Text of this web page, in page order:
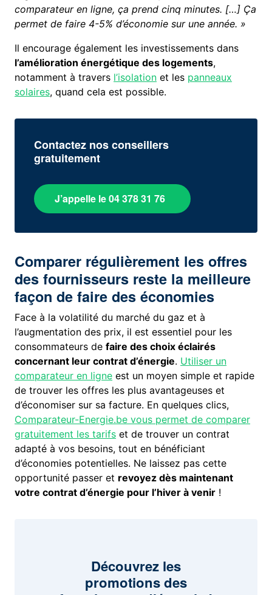
comparateur en ligne, ça prend cinq minutes. […] Ça
permet de faire 4-5% d’économie sur une année. »
Il encourage également les investissements dans
l’amélioration énergétique des logements,
notamment à travers l’isolation et les panneaux
solaires, quand cela est possible.
Contactez nos conseillers
gratuitement
J’appelle le 04 378 31 76
Comparer régulièrement les offres
des fournisseurs reste la meilleure
façon de faire des économies
Face à la volatilité du marché du gaz et à
l’augmentation des prix, il est essentiel pour les
consommateurs defaire des choix éclairés
concernant leur contrat d’énergie. Utiliser un
comparateur en ligne est un moyen simple et rapide
de trouver les offres les plus avantageuses et
d’économiser sur sa facture. En quelques clics,
Comparateur-Energie.be vous permet de comparer
gratuitement les tarifs et de trouver un contrat
adapté à vos besoins, tout en bénéficiant
d’économies potentielles. Ne laissez pas cette
opportunité passer et revoyez dès maintenant
votre contrat d’énergie pour l’hiver à venir !
Découvrez les
promotions des